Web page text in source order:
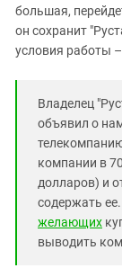
большая,
он сохранит
условия работы
Владелец
объявил о
компании в
долларов) и
содержать
желающих
выводить